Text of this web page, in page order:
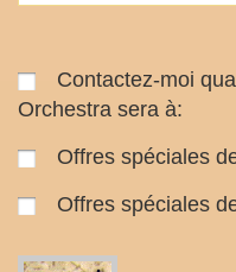
Contactez-moi
Orchestra sera à:
Offres spéciales
Offres spéciales